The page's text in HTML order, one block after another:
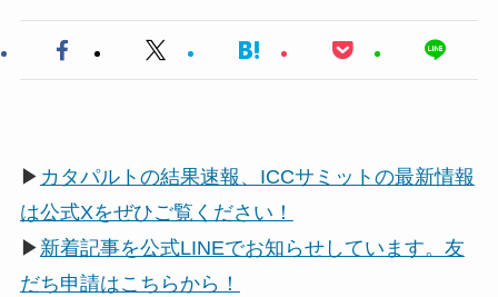
▶ カタパルトの結果速報、ICCサミットの最新情報
は公式Xをぜひご覧ください！
▶ 新着記事を公式LINEでお知らせしています。友
だち申請はこちらから！